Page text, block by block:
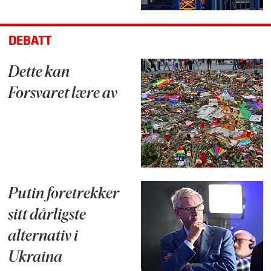
DEBATT
Dette kan
Forsvaret lære av
Putin foretrekker
sitt dårligste
alternativ i
Ukraina